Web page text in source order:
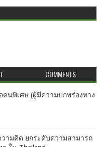
COMMENTS
คนพิเศษ (ผู้มีความบกพร่องทาง
ามคิด ยกระดับความสามารถ